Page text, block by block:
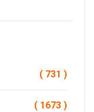
( 731 )
( 1673 )